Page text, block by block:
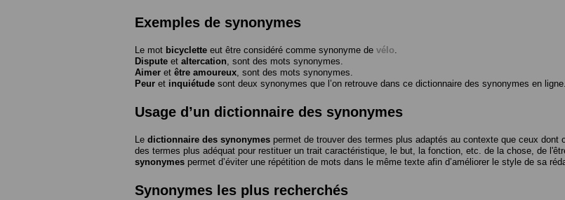
Exemples de synonymes
Le mot bicyclette eut être considéré comme synonyme de vélo
Dispute et altercation , sont des mots synonymes.
Aimer et être amoureux , sont des mots synonymes.
Peur et inquiétude sont deux synonymes que l’on retrouve dans ce dictionnaire des synonymes en ligne.
Usage d’un dictionnaire des synonymes
Le dictionnaire des synonymes permet de trouver des termes plus adaptés au contexte que ceux
des termes plus adéquat pour restituer un trait caractéristique, le but, la fonction, etc. de la chose, de
synonymes permet d’éviter une répétition de mots dans le même texte afin d’améliorer le style de sa
Synonymes les plus recherchés